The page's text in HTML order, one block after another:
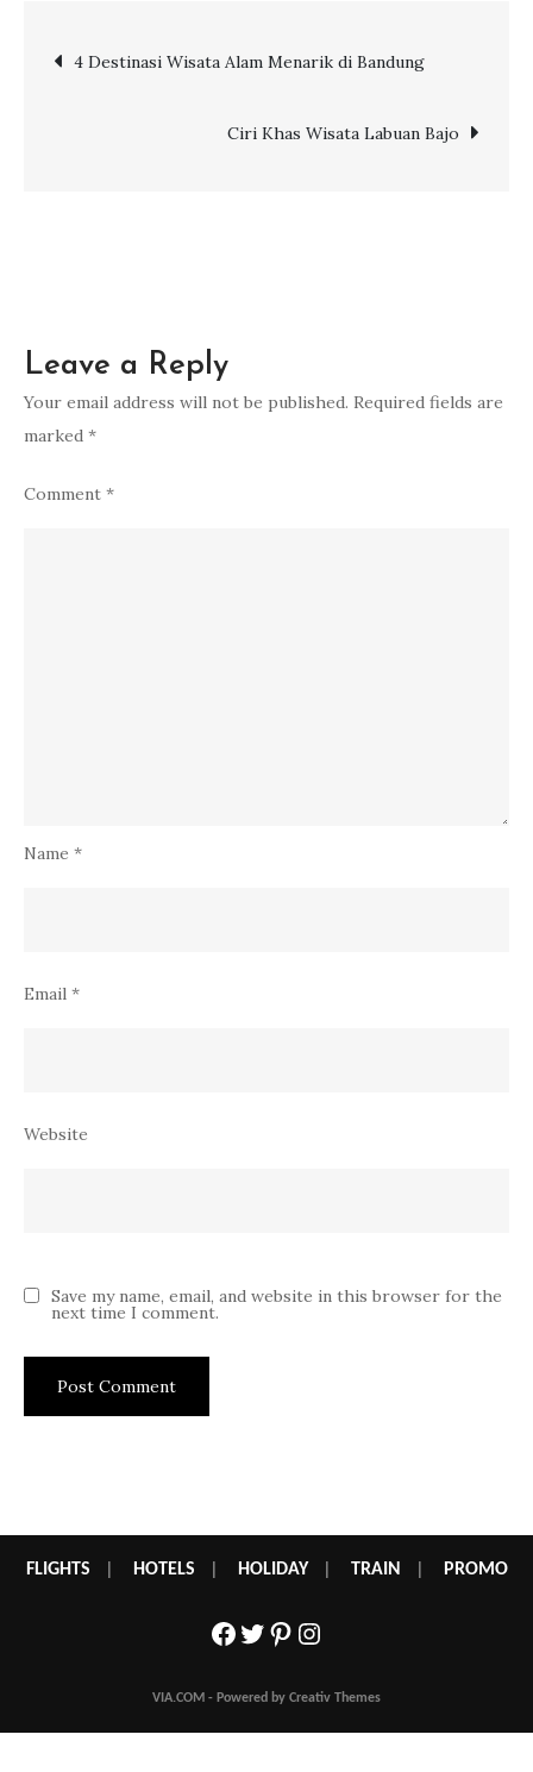
di
Creek
Post
navigation
4 Destinasi Wisata Alam Menarik di Bandung
Ciri Khas Wisata Labuan Bajo
Leave a Reply
Your email address will not be published. Required fields are
marked *
Comment *
Name *
Email *
Website
Save my name, email, and website in this browser for the
next time I comment.
FLIGHTS HOTELS HOLIDAY| TRAIN PROMO
Facebook
Twitter
Pinterest
Instagram
VIA.COM - Powered by Creativ Themes